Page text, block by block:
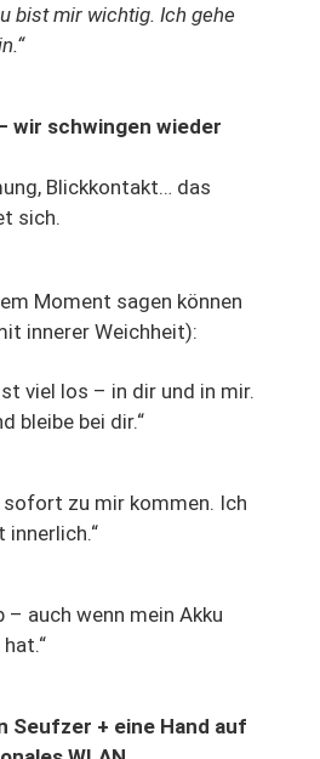
bist mir wichtig. Ich gehe
wir schwingen wieder
Blickkontakt… das
sich.
Moment sagen können
innerer Weichheit):
viel los – in dir und in mir.
bleibe bei dir.“
sofort zu mir kommen. Ich
innerlich.“
– auch wenn mein Akku
Seufzer + eine Hand auf